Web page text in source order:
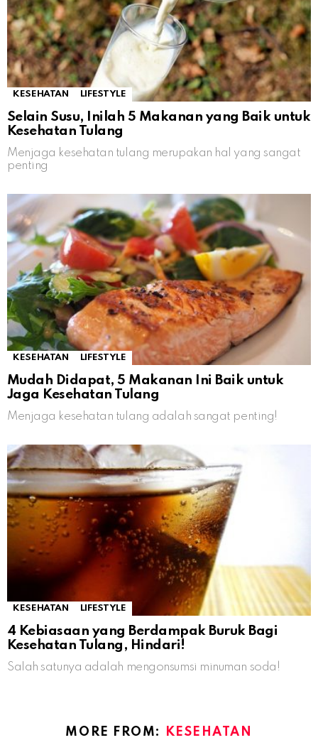
KESEHATAN LIFESTYLE
Selain Susu, Inilah 5 Makanan yang Baik untuk
Kesehatan Tulang
Menjaga kesehatan tulang merupakan hal yang sangat
penting
KESEHATAN LIFESTYLE
Mudah Didapat, 5 Makanan Ini Baik untuk
Jaga Kesehatan Tulang
Menjaga kesehatan tulang adalah sangat penting!
KESEHATAN LIFESTYLE
4 Kebiasaan yang Berdampak Buruk Bagi
Kesehatan Tulang, Hindari!
Salah satunya adalah mengonsumsi minuman soda!
MORE FROM: KESEHATAN